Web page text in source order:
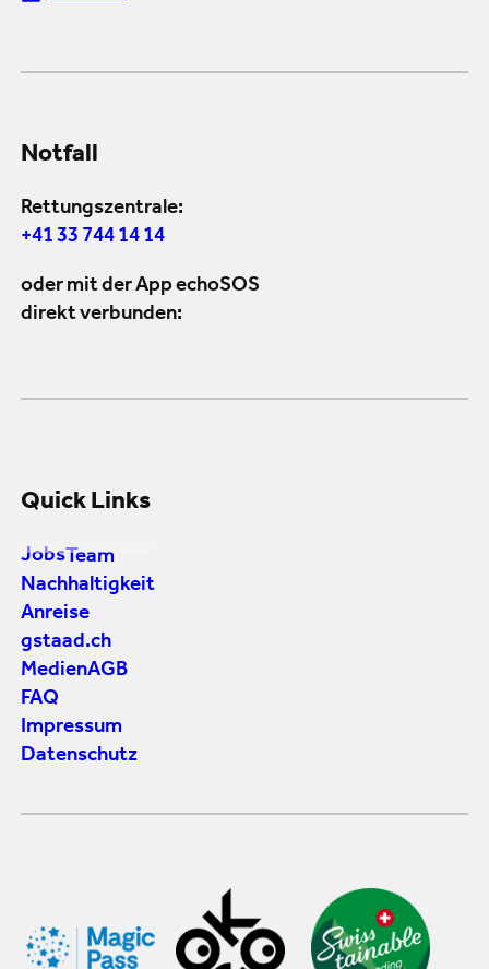
Notfall
Rettungszentrale:
+41 33 744 14 14
oder mit der App echoSOS
direkt verbunden:
Quick Links
Jobs Team
Nachhaltigkeit
Anreise
gstaad.ch
MedienAGB
FAQ
Impressum
Datenschutz